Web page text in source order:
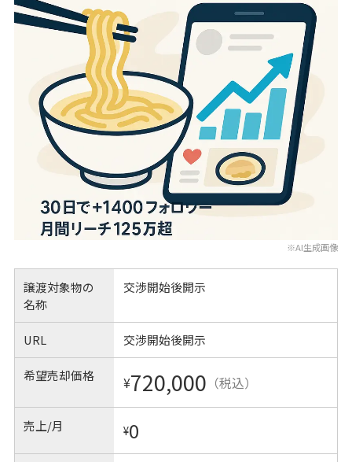
※AI生成画像
譲渡対象物の
名称
交渉開始後開示
URL 交渉開始後開示
希望売却価格 ¥720,000 （税込）
売上/月 ¥0